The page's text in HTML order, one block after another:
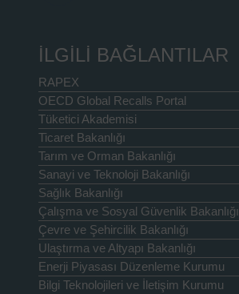
İLGİLİ BAĞLANTILAR
RAPEX
OECD Global Recalls Portal
Tüketici Akademisi
Ticaret Bakanlığı
Tarım ve Orman Bakanlığı
Sanayi ve Teknoloji Bakanlığı
Sağlık Bakanlığı
Çalışma ve Sosyal Güvenlik Bakanlığı
Çevre ve Şehircilik Bakanlığı
Ulaştırma ve Altyapı Bakanlığı
Enerji Piyasası Düzenleme Kurumu
Bilgi Teknolojileri ve İletişim Kurumu